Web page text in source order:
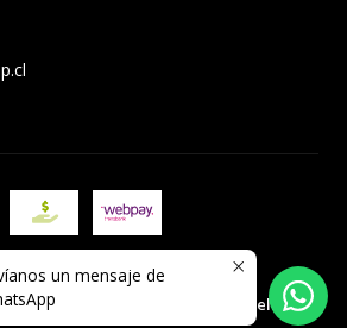
plumas, lapiceras y accesorios.
Desarrollado por Jumpseller.
un mensaje de